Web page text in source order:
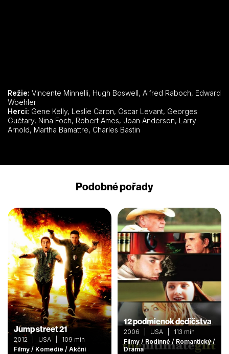
Režie: Vincente Minnelli, Hugh Boswell, Alfred Raboch, Edward
Woehler
Herci:
Guétary, Nina Foch, Robert Ames, Joan Anderson, Larry
Arnold, Martha Bamattre, Charles Bastin
Podobné pořady
Jump street 21
2012 | USA | 109 min
Filmy / Komedie / Akční
12 podmienok dedičstva
2006 | USA | 113 min
Filmy / Rodinné / Romantický /
Drama